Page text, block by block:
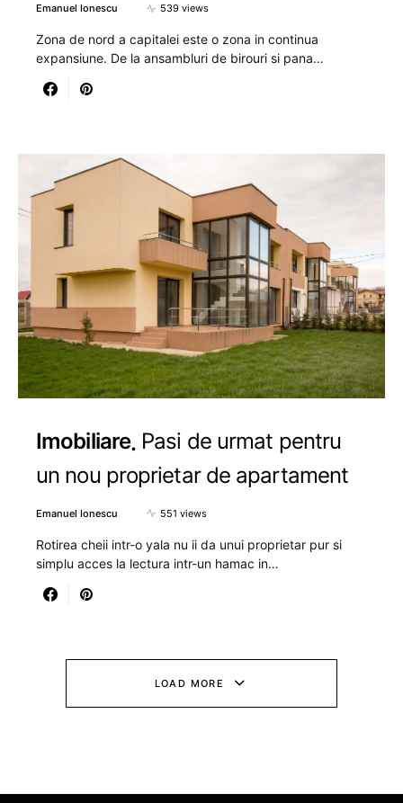
Emanuel Ionescu 539 views
Zona de nord a capitalei este o zona in continua
expansiune. De la ansambluri de birouri si pana…
Imobiliare Pasi de urmat pentru
un nou proprietar de apartament
Emanuel Ionescu 551 views
Rotirea cheii intr-o yala nu ii da unui proprietar pur si
simplu acces la lectura intr-un hamac in…
LOAD MORE